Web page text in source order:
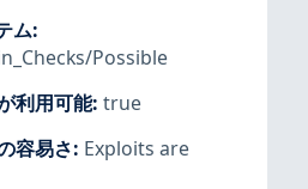
ム:
Possible
利用可能: true
容易さ: Exploits are